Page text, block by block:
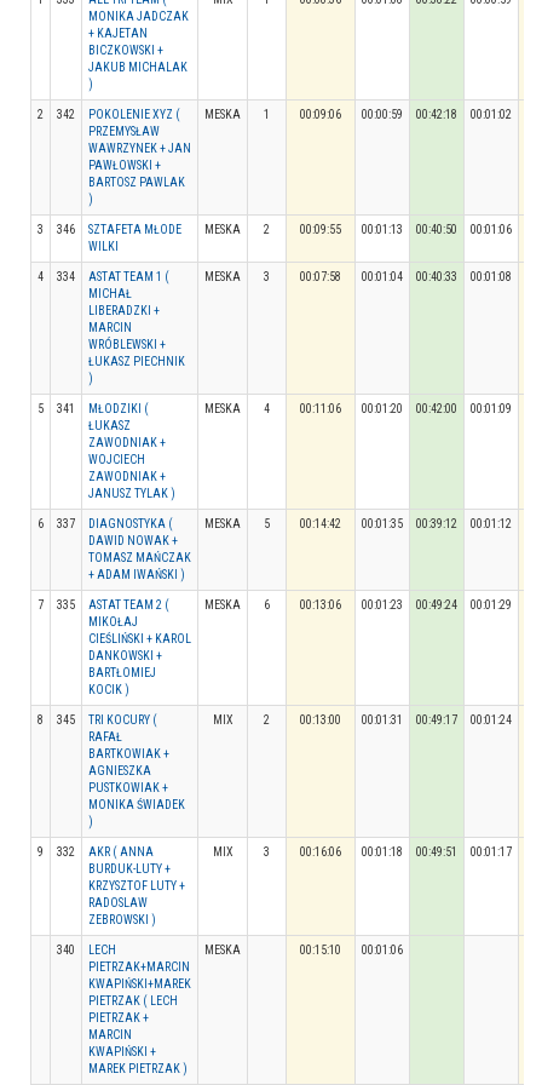
MONIKA JADCZAK
+ KAJETAN
BICZKOWSKI +
JAKUB MICHALAK
)
2 342
POKOLENIE XYZ (
PRZEMYSŁAW
WAWRZYNEK + JAN
PAWŁOWSKI +
BARTOSZ PAWLAK
)
MESKA 1 00:09:06 00:00:59 00:42:18 00:01:02
3 346
SZTAFETA MŁODE
WILKI
MESKA 2 00:09:55 00:01:13 00:40:50 00:01:06
4 334
ASTAT TEAM 1 (
MICHAŁ
LIBERADZKI +
MARCIN
WRÓBLEWSKI +
ŁUKASZ PIECHNIK
)
MESKA 3 00:07:58 00:01:04 00:40:33 00:01:08
5 341
MŁODZIKI (
ŁUKASZ
ZAWODNIAK +
WOJCIECH
ZAWODNIAK +
JANUSZ TYLAK )
MESKA 4 00:11:06 00:01:20 00:42:00 00:01:09
6 337
DIAGNOSTYKA (
DAWID NOWAK +
TOMASZ MAŃCZAK
+ ADAM IWAŃSKI )
MESKA 5 00:14:42 00:01:35 00:39:12 00:01:12
7 335
ASTAT TEAM 2 (
MIKOŁAJ
CIEŚLIŃSKI + KAROL
DANKOWSKI +
BARTŁOMIEJ
KOCIK )
MESKA 6 00:13:06 00:01:23 00:49:24 00:01:29
8 345
TRI KOCURY (
RAFAŁ
BARTKOWIAK +
AGNIESZKA
PUSTKOWIAK +
MONIKA ŚWIADEK
)
MIX 2 00:13:00 00:01:31 00:49:17 00:01:24
9 332
AKR ( ANNA
BURDUK-LUTY +
KRZYSZTOF LUTY +
RADOSLAW
ZEBROWSKI )
MIX 3 00:16:06 00:01:18 00:49:51 00:01:17
340
LECH
PIETRZAK+MARCIN
KWAPIŃSKI+MAREK
PIETRZAK ( LECH
PIETRZAK +
MARCIN
KWAPIŃSKI +
MAREK PIETRZAK )
MESKA 00:15:10 00:01:06